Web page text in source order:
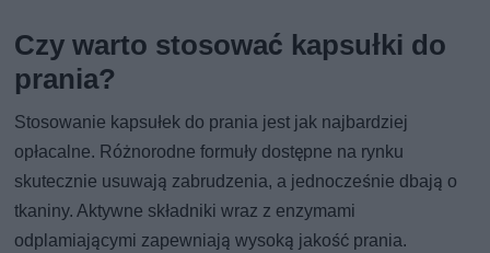
Czy warto stosować kapsułki do
prania?
Stosowanie kapsułek do prania jest jak najbardziej
opłacalne. Różnorodne formuły dostępne na rynku
skutecznie usuwają zabrudzenia, a jednocześnie dbają o
tkaniny. Aktywne składniki wraz z enzymami
odplamiającymi zapewniają wysoką jakość prania.